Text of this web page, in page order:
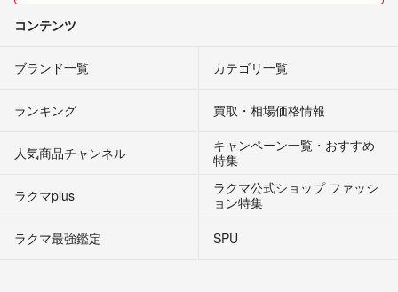
コンテンツ
ブランド一覧 カテゴリ一覧
ランキング 買取・相場価格情報
人気商品チャンネル
キャンペーン一覧・おすすめ
特集
ラクマplus
ラクマ公式ショップ ファッシ
ョン特集
ラクマ最強鑑定
SPU